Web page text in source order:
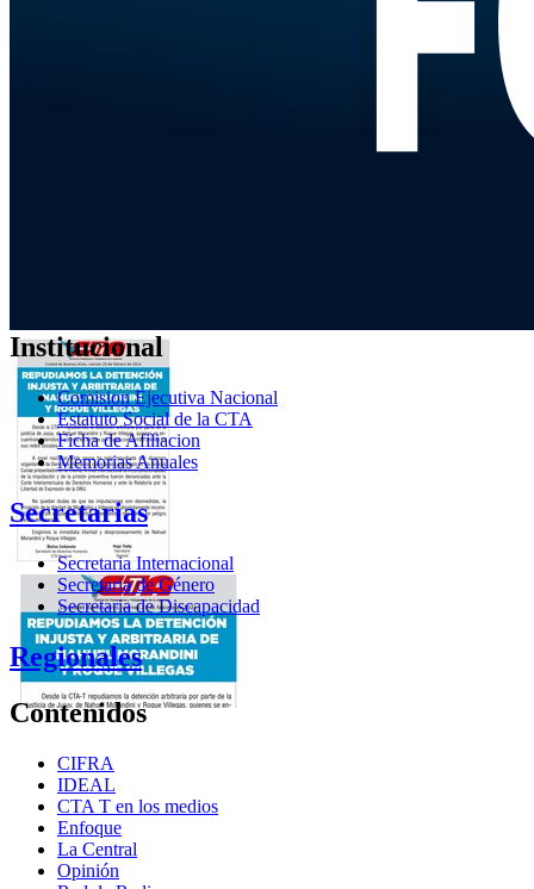
Institucional
Comision Ejecutiva Nacional
Estatuto Social de la CTA
Ficha de Afiliacion
Memorias Anuales
Secretarias
Secretaria Internacional
Secretaria de Género
Secretaria de Discapacidad
Regionales
Contenidos
CIFRA
IDEAL
CTA T en los medios
Enfoque
La Central
Opinión